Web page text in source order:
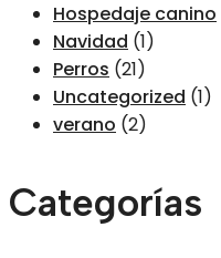
Hospedaje canino
Navidad (1)
Perros (21)
Uncategorized (1)
verano (2)
Categorías